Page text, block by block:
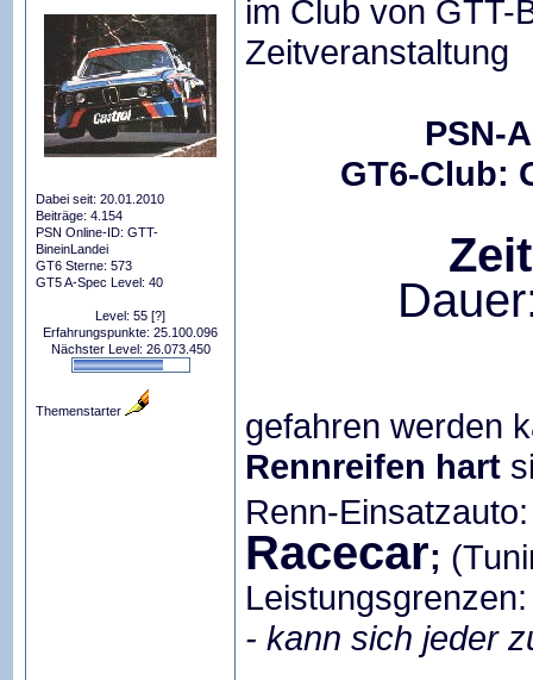
Dabei seit: 20.01.2010
Beiträge: 4.154
PSN Online-ID: GTT-
BineinLandei
GT6 Sterne: 573
GT5 A-Spec Level: 40
Level: 55 [?]
Erfahrungspunkte: 25.100.096
Nächster Level: 26.073.450
Themenstarter
im Club von GTT-
Zeitveranstaltung
PSN-
GT6-Club:
gefahren werden
Rennreifen hart
Renn-
Racecar;
- kann sich jeder